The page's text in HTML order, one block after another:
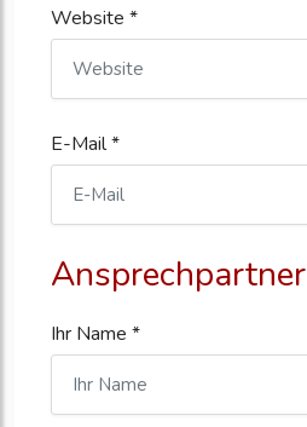
Website *
E-Mail *
Ansprechpartner
Ihr Name *